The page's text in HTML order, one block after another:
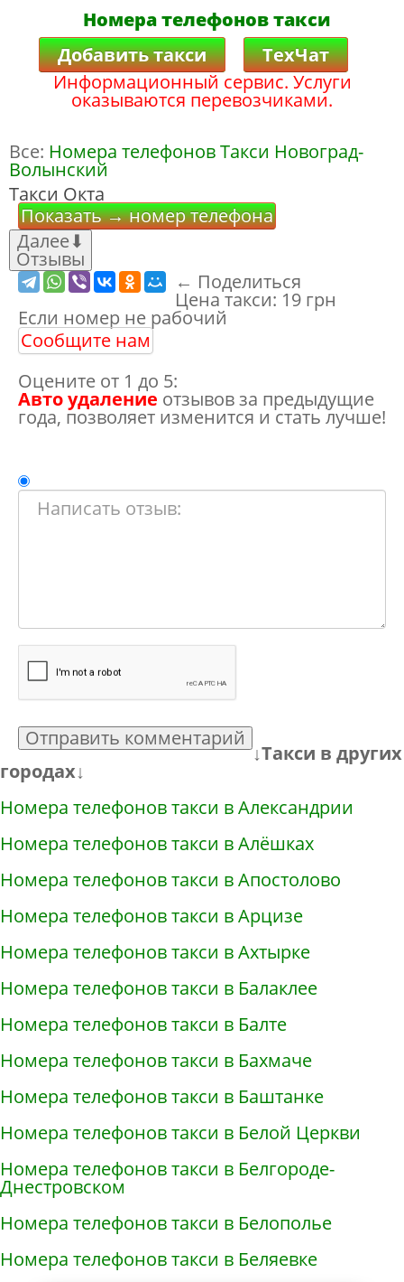
Номера телефонов такси
Добавить такси
ТехЧат
Информационный сервис. Услуги
оказываются перевозчиками.
Все: Номера телефонов Такси Новоград-
Волынский
Такси Окта
Показать → номер телефона
Далее⬇
Отзывы
← Поделиться
Цена такси: 19 грн
Если номер не рабочий
Сообщите нам
Оцените от 1 до 5:
Авто удаление отзывов за предыдущие
года, позволяет изменится и стать лучше!
Отправить комментарий
↓Такси в других
городах↓
Номера телефонов такси в Александрии
Номера телефонов такси в Алёшках
Номера телефонов такси в Апостолово
Номера телефонов такси в Арцизе
Номера телефонов такси в Ахтырке
Номера телефонов такси в Балаклее
Номера телефонов такси в Балте
Номера телефонов такси в Бахмаче
Номера телефонов такси в Баштанке
Номера телефонов такси в Белой Церкви
Номера телефонов такси в Белгороде-
Днестровском
Номера телефонов такси в Белополье
Номера телефонов такси в Беляевке